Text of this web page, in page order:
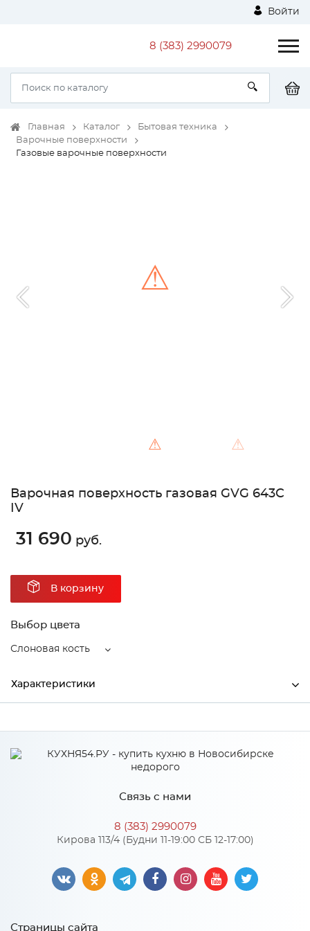
Войти
8 (383) 2990079
Главная Каталог
Бытовая техника
Варочные поверхности
Газовые варочные поверхности
⚠ ⚠
⚠
Варочная поверхность газовая GVG 643C
IV
31 690 руб.
В корзину
Выбор цвета
Слоновая кость
Характеристики
Высота 600
Слоновая кость
Особенности
Механическое управление, чугунные решетки, газ контроль,
Связь с нами
8 (383) 2990079
Кирова 113/4 (Будни 11-19:00 СБ 12-17:00)
Страницы сайта